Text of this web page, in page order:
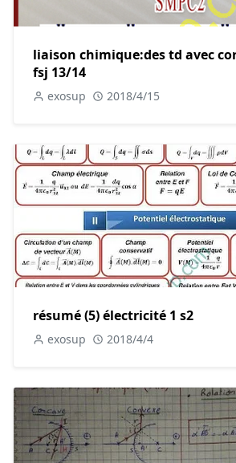
liaison chimique:des td avec
fsj 13/14
exosup 2018/4/15
résumé (5) électricité 1 s2
exosup 2018/4/4